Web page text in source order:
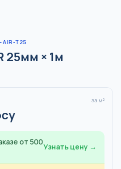
AIR-T25
25мм × 1м
за м²
от 500
Узнать цену →